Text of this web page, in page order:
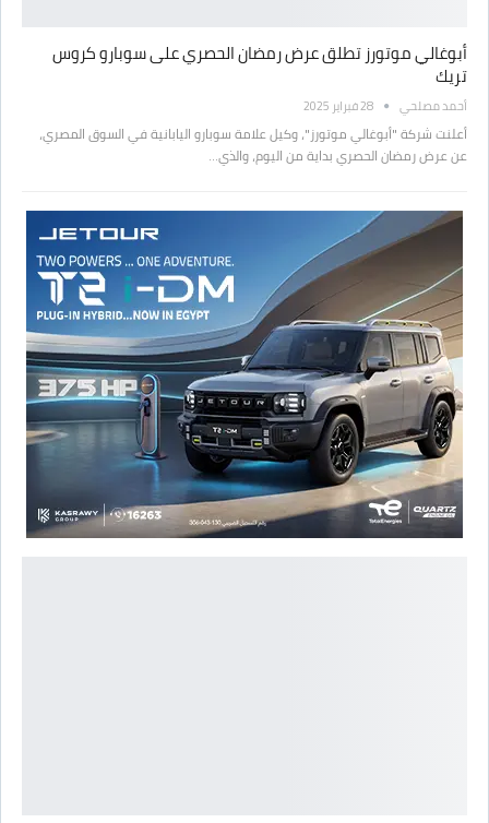
أبوغالي موتورز تطلق عرض رمضان الحصري على سوبارو كروس
تريك
أحمد مصلحي 28 فبراير 2025
أعلنت شركة "أبوغالي موتورز"، وكيل علامة سوبارو اليابانية في السوق المصري،
عن عرض رمضان الحصري بداية من اليوم، والذي…